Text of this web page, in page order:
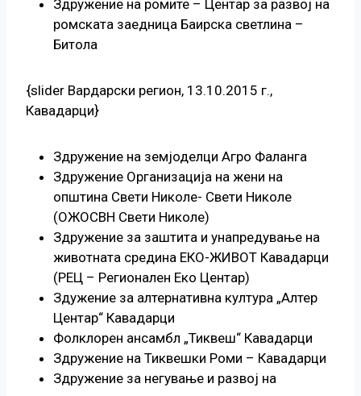
Здружение на ромите – Центар за развој на
ромската заедница Баирска светлина –
Битола
{slider Вардарски регион, 13.10.2015 г.,
Кавадарци}
Здружение на земјоделци Агро Фаланга
Здружение Организација на жени на
општина Свети Николе- Свети Николе
(ОЖОСВН Свети Николе)
Здружение за заштита и унапредување на
животната средина ЕКО-ЖИВОТ Кавадарци
(РЕЦ – Регионален Еко Центар)
Здужение за алтернативна култура „Алтер
Центар“ Кавадарци
Фолклорен ансамбл „Тиквеш“ Кавадарци
Здружение на Тиквешки Роми – Кавадарци
Здружение за негување и развој на